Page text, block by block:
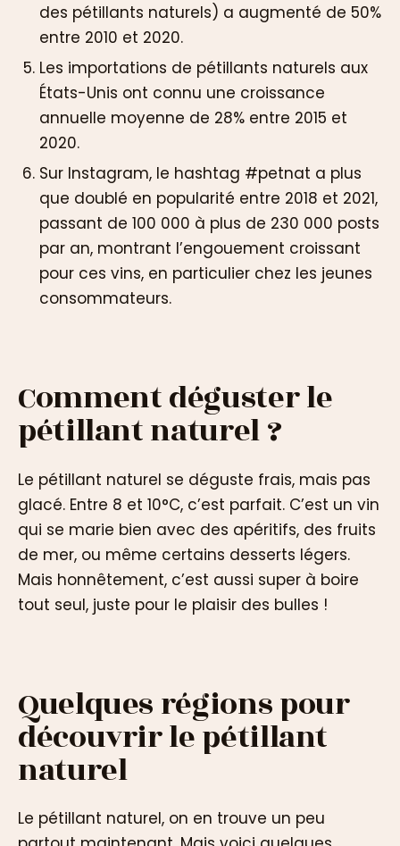
des pétillants naturels) a augmenté de 50%
entre 2010 et 2020.
Les importations de pétillants naturels aux
États-Unis ont connu une croissance
annuelle moyenne de 28% entre 2015 et
2020.
Sur Instagram, le hashtag #petnat a plus
que doublé en popularité entre 2018 et 2021,
passant de 100 000 à plus de 230 000 posts
par an, montrant l’engouement croissant
pour ces vins, en particulier chez les jeunes
consommateurs.
Comment déguster le
pétillant naturel ?
Le pétillant naturel se déguste frais, mais pas
glacé. Entre 8 et 10°C, c’est parfait. C’est un vin
qui se marie bien avec des apéritifs, des fruits
de mer, ou même certains desserts légers.
Mais honnêtement, c’est aussi super à boire
tout seul, juste pour le plaisir des bulles !
Quelques régions pour
découvrir le pétillant
naturel
Le pétillant naturel, on en trouve un peu